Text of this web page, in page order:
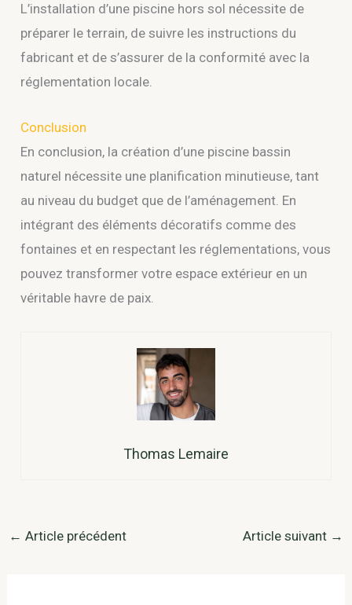
L’installation d’une piscine hors sol nécessite de
préparer le terrain, de suivre les instructions du
fabricant et de s’assurer de la conformité avec la
réglementation locale.
Conclusion
En conclusion, la création d’une piscine bassin
naturel nécessite une planification minutieuse, tant
au niveau du budget que de l’aménagement. En
intégrant des éléments décoratifs comme des
fontaines et en respectant les réglementations, vous
pouvez transformer votre espace extérieur en un
véritable havre de paix.
Thomas Lemaire
← Article précédent Article suivant →